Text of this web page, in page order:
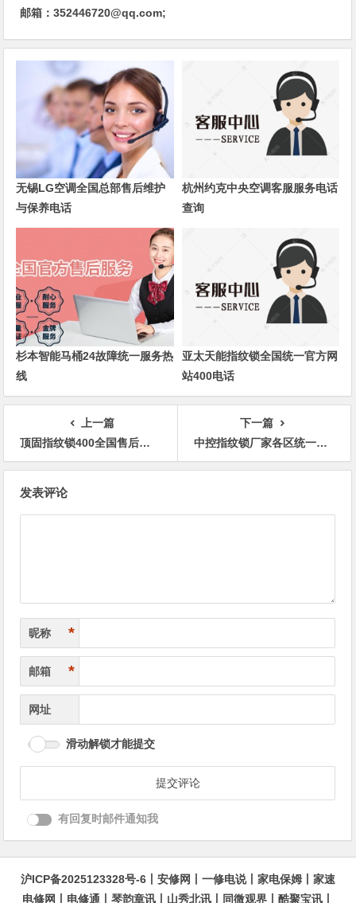
邮箱：352446720@qq.com;
无锡LG空调全国总部售后维护
与保养电话
杭州约克中央空调客服服务电话
查询
杉本智能马桶24故障统一服务热
线
亚太天能指纹锁全国统一官方网
站400电话
上一篇
顶固指纹锁400全国售后上门维修电话号码
下一篇
中控指纹锁厂家各区统一电话热线
发表评论
昵称 *
邮箱 *
网址
滑动解锁才能提交
有回复时邮件通知我
沪ICP备2025123328号-6 安修网 一修电说丨 家电保姆
家速
电修网
电修通 琴韵章讯 山秀北讯 同微观界 酷聚宝讯